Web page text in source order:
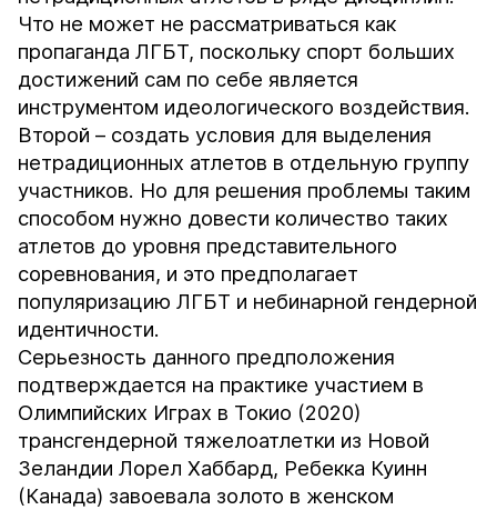
Что не может не рассматриваться как
пропаганда ЛГБТ, поскольку спорт больших
достижений сам по себе является
инструментом идеологического воздействия.
Второй – создать условия для выделения
нетрадиционных атлетов в отдельную группу
участников. Но для решения проблемы таким
способом нужно довести количество таких
атлетов до уровня представительного
соревнования, и это предполагает
популяризацию ЛГБТ и небинарной гендерной
идентичности.
Серьезность данного предположения
подтверждается на практике участием в
Олимпийских Играх в Токио (2020)
трансгендерной тяжелоатлетки из Новой
Зеландии Лорел Хаббард, Ребекка Куинн
(Канада) завоевала золото в женском